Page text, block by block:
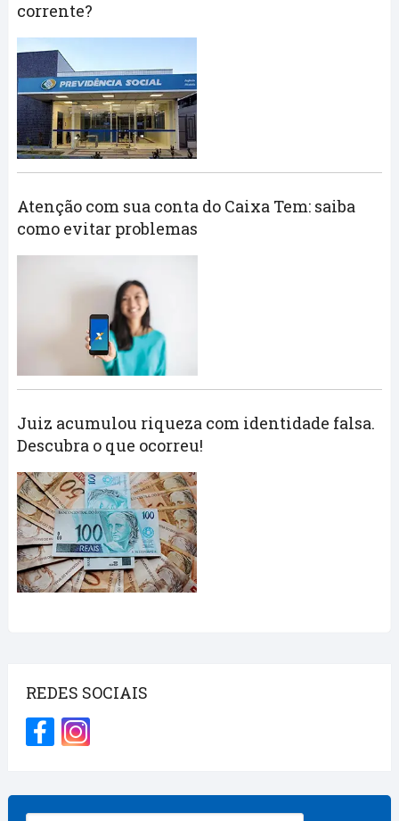
corrente?
Atenção com sua conta do Caixa Tem: saiba
como evitar problemas
Juiz acumulou riqueza com identidade falsa.
Descubra o que ocorreu!
REDES SOCIAIS